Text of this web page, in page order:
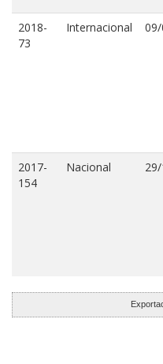
2018-
73
Internacional
2017-
154
Nacional